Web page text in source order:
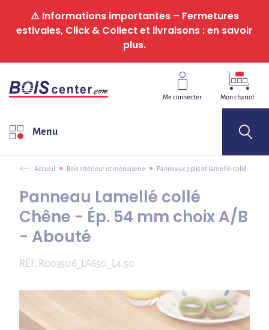
⚠️ Informations importantes – Fermetures
estivales, Click & Collect et livraisons : en savoir
plus.
Me connecter Mon chariot
Menu
Accueil Bois intérieur et menuiserie Panneaux 3 plis et lamellé-collé
Panneau Lamellé collé
Chêne - Ép. 54 mm choix A/B
- Abouté
RÉF. R003506_LA650_L4.50